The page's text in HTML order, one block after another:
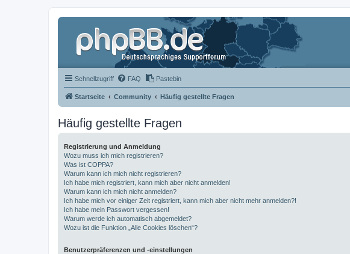
Schnellzugriff FAQ Pastebin
Startseite Community Häufig gestellte Fragen
Häufig gestellte Fragen
Registrierung und Anmeldung
Wozu muss ich mich registrieren?
Was ist COPPA?
Warum kann ich mich nicht registrieren?
Ich habe mich registriert, kann mich aber nicht anmelden!
Warum kann ich mich nicht anmelden?
Ich habe mich vor einiger Zeit registriert, kann mich aber nicht mehr anmelden?!
Ich habe mein Passwort vergessen!
Warum werde ich automatisch abgemeldet?
Wozu ist die Funktion „Alle Cookies löschen“?
Benutzerpräferenzen und -einstellungen